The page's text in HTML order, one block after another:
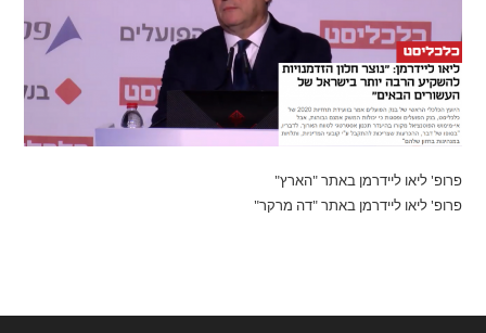
פרופ' ליאו ליידרמן באתר "הארץ"
פרופ' ליאו ליידרמן באתר "דה מרקר"